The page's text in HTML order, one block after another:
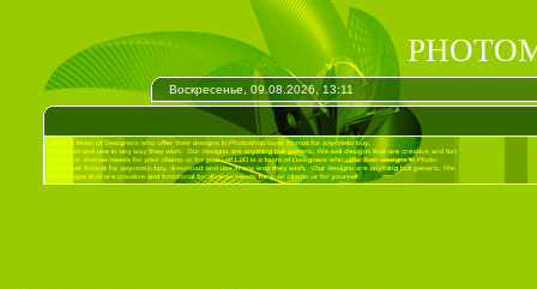
Воскресенье, 09.08.2026, 13:11